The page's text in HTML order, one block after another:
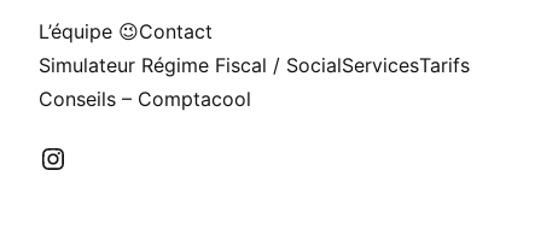
L’équipe 😉Contact
Simulateur Régime Fiscal / SocialServicesTarifs
Conseils – Comptacool
Instagram